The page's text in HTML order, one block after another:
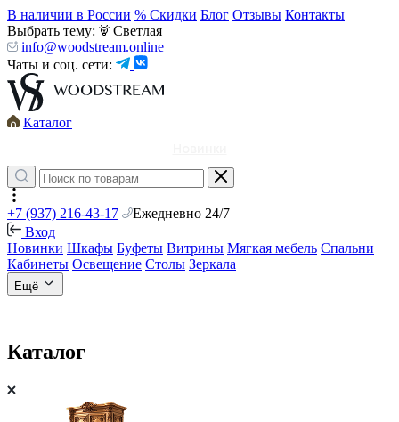
В наличии в России % Скидки Блог Отзывы Контакты
Выбрать тему:
Светлая
info@woodstream.online
Чаты и соц. сети:
Каталог
+7 (937) 216-43-17
Ежедневно 24/7
Вход
Новинки Шкафы Буфеты Витрины Мягкая мебель Спальни
Кабинеты Освещение Столы Зеркала
Ещё
Каталог